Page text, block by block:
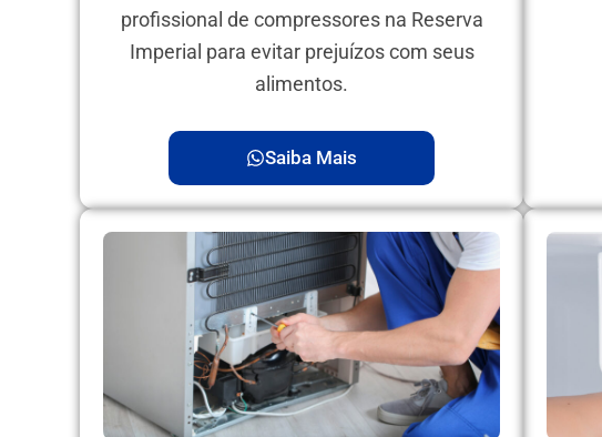
profissional de compressores na Reserva
Imperial para evitar prejuízos com seus
alimentos.
Saiba Mais